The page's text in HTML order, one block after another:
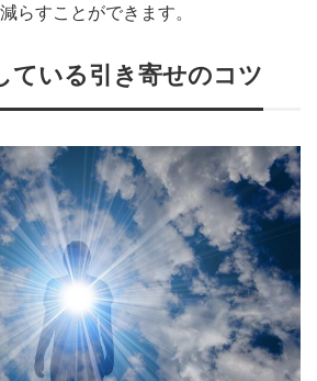
らすことができます。
ている引き寄せのコツ